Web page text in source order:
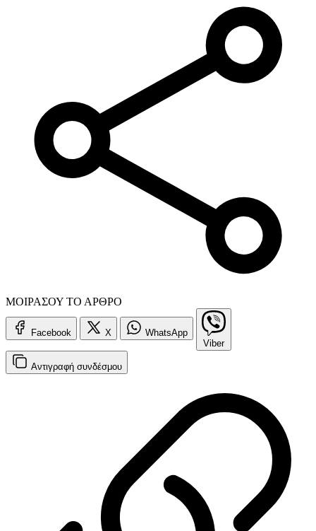
ΜΟΙΡΑΣΟΥ ΤΟ ΑΡΘΡΟ
Facebook X
WhatsApp
Viber
Αντιγραφή συνδέσμου